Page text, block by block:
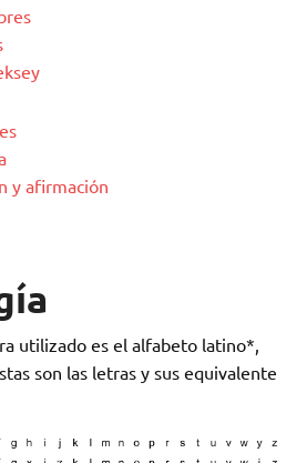
y afirmación
utilizado es el alfabeto latino*,
son las letras y sus equivalente